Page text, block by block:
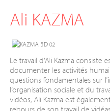
Ali KAZMA
Le travail d’Ali Kazma consiste
documenter les activités
questions fondamentales sur
l’organisation sociale et du
vidéos, Ali Kazma est
rebours de son travail de